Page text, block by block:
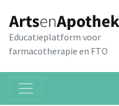
Educatieplatform voor
farmacotherapie en FTO